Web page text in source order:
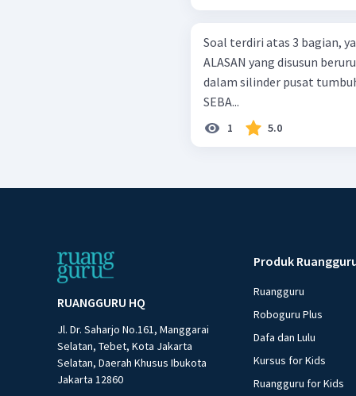
Soal terdiri atas 3 bagian,
ALASAN yang disusun berurutan. Sel-sel parenkim yang
dalam silinder pusat
SEBA...
1 5.0
RUANGGURU HQ
Jl. Dr. Saharjo No.161, Manggarai
Selatan, Tebet, Kota Jakarta
Selatan, Daerah Khusus Ibukota
Jakarta 12860
Produk
Ruangguru
Roboguru Plus
Dafa dan Lulu
Kursus for Kids
Ruangguru for Kids